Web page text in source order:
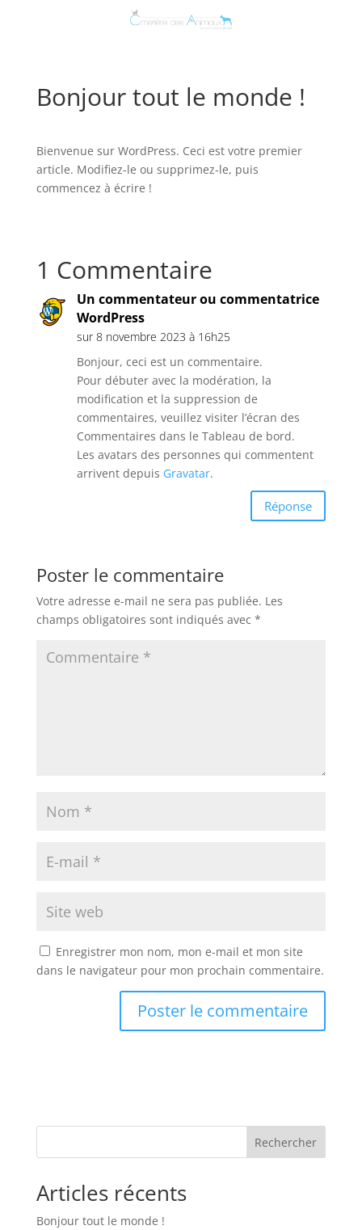
Bonjour tout le monde !
Bienvenue sur WordPress. Ceci est votre premier
article. Modifiez-le ou supprimez-le, puis
commencez à écrire !
1 Commentaire
Un commentateur ou commentatrice
WordPress
sur 8 novembre 2023 à 16h25
Bonjour, ceci est un commentaire.
Pour débuter avec la modération, la
modification et la suppression de
commentaires, veuillez visiter l’écran des
Commentaires dans le Tableau de bord.
Les avatars des personnes qui commentent
arrivent depuis Gravatar.
Réponse
Poster le commentaire
Votre adresse e-mail ne sera pas publiée. Les
champs obligatoires sont indiqués avec *
Enregistrer mon nom, mon e-mail et mon site
dans le navigateur pour mon prochain commentaire.
Rechercher
Articles récents
Bonjour tout le monde !